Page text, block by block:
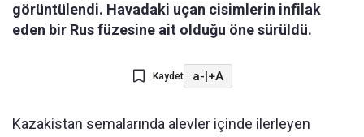
görüntülendi. Havadaki uçan cisimlerin infilak
eden bir Rus füzesine ait olduğu öne sürüldü.
Kaydet a-|+A
Kazakistan semalarında alevler içinde ilerleyen